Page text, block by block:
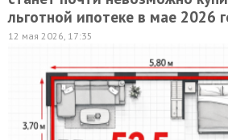
льготной ипотеке в мае 2026
12 мая 2026, 17:35